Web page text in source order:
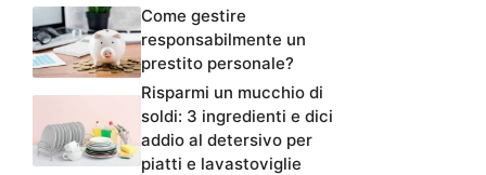
Come gestire
responsabilmente un
prestito personale?
Risparmi un mucchio di
soldi: 3 ingredienti e dici
addio al detersivo per
piatti e lavastoviglie